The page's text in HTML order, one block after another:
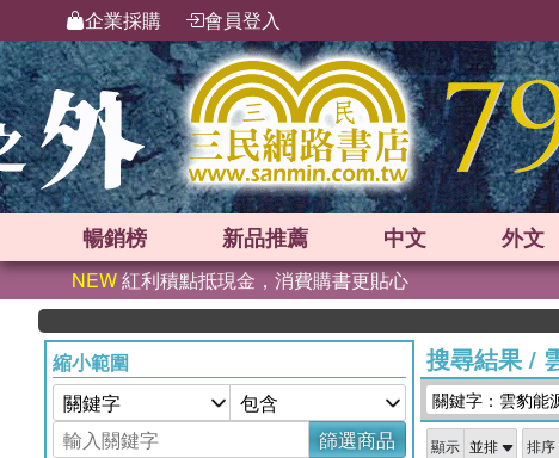
企業採購 會員登入
暢銷榜 新品推薦 中文 外文
NEW紅利積點抵現金，消費購書更貼心
縮小範圍
篩選商品
搜尋結果/
關鍵字：雲豹能
顯示 排序